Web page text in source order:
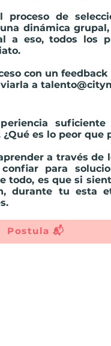
proceso de
dinámica
a eso, todos los
con un
a
¿Qué es lo peor que
a través de
para
todo, es que si
durante tu esta
Postula 📬